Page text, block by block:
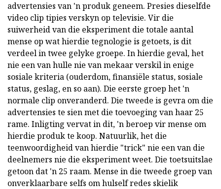
advertensies van 'n produk geneem. Presies dieselfde
video clip tipies verskyn op televisie. Vir die
suiwerheid van die eksperiment die totale aantal
mense op wat hierdie tegnologie is getoets, is dit
verdeel in twee gelyke groepe. In hierdie geval, het
nie een van hulle nie van mekaar verskil in enige
sosiale kriteria (ouderdom, finansiële status, sosiale
status, geslag, en so aan). Die eerste groep het 'n
normale clip onveranderd. Die tweede is gevra om die
advertensies te sien met die toevoeging van haar 25
rame. Inligting vervat in dit, 'n beroep vir mense om
hierdie produk te koop. Natuurlik, het die
teenwoordigheid van hierdie "trick" nie een van die
deelnemers nie die eksperiment weet. Die toetsuitslae
getoon dat 'n 25 raam. Mense in die tweede groep van
onverklaarbare selfs om hulself redes skielik